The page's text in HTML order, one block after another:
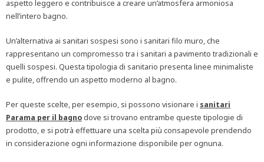
aspetto leggero e contribuisce a creare un’atmosfera armoniosa
nell’intero bagno.
Un’alternativa ai sanitari sospesi sono i sanitari filo muro, che
rappresentano un compromesso tra i sanitari a pavimento tradizionali e
quelli sospesi. Questa tipologia di sanitario presenta linee minimaliste
e pulite, offrendo un aspetto moderno al bagno.
Per queste scelte, per esempio, si possono visionare i sanitari
Parama per il bagnodove si trovano entrambe queste tipologie di
prodotto, e si potrà effettuare una scelta più consapevole prendendo
in considerazione ogni informazione disponibile per ognuna.